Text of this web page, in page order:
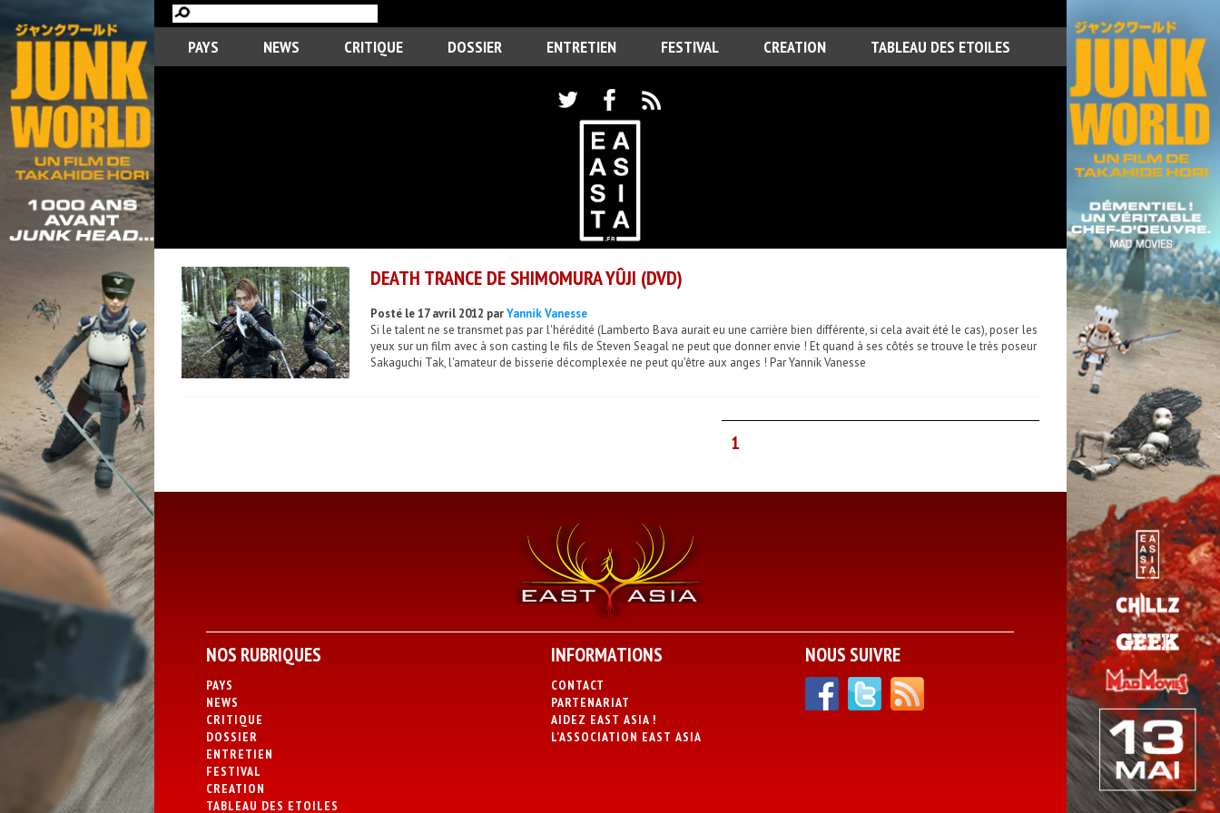
PAYS NEWS CRITIQUE DOSSIER ENTRETIEN FESTIVAL CREATION TABLEAU DES ETOILES
DEATH TRANCE DE SHIMOMURA YÛJI (DVD)
Posté le 17 avril 2012 parYannik Vanesse
Si le talent ne se transmet pas par l'hérédité (Lamberto Bava aurait eu une carrière bien différente, si cela avait été le cas), poser les
yeux sur un film avec à son casting le fils de Steven Seagal ne peut que donner envie ! Et quand à ses côtés se trouve le très poseur
Sakaguchi Tak, l'amateur de bisserie décomplexée ne peut qu'être aux anges ! Par Yannik Vanesse
1
NOS RUBRIQUES
PAYS
NEWS
CRITIQUE
DOSSIER
ENTRETIEN
FESTIVAL
CREATION
TABLEAU DES ETOILES
INFORMATIONS
CONTACT
PARTENARIAT
AIDEZ EAST ASIA !
L’ASSOCIATION EAST ASIA
NOUS SUIVRE